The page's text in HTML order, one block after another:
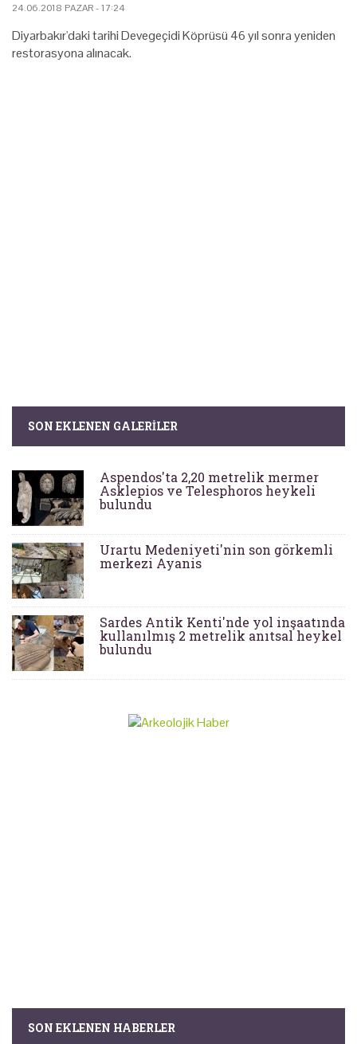
24.06.2018 PAZAR - 17:24
Diyarbakır'daki tarihi Devegeçidi Köprüsü 46 yıl sonra yeniden
restorasyona alınacak.
SON EKLENEN GALERILER
Aspendos'ta 2,20 metrelik mermer
Asklepios ve Telesphoros heykeli
bulundu
Urartu Medeniyeti'nin son görkemli
merkezi Ayanis
Sardes Antik Kenti'nde yol inşaatında
kullanılmış 2 metrelik anıtsal heykel
bulundu
SON EKLENEN HABERLER